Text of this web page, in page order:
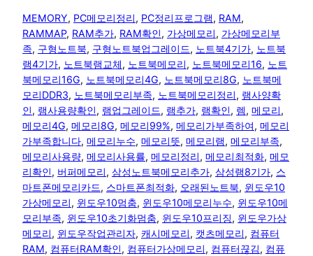
MEMORY, PC메모리정리, PC정리프로그램, RAM
RAMMAP, RAM추가, RAM확인, 가상메모리, 가상메모리부
족, 구형노트북, 구형노트북업그레이드, 노트북4기가, 노트북
램4기가, 노트북램교체, 노트북메모리, 노트북메모리16, 노트
북메모리16G, 노트북메모리4G, 노트북메모리8G, 노트북메
모리DDR3, 노트북메모리부족, 노트북메모리정리, 램사양확
인, 램사용량확인, 램업그레이드, 램추가, 램확인, 렘, 메모리
메모리4G, 메모리8G, 메모리99%, 메모리가부족하여, 메모리
가부족합니다, 메모리누수, 메모리뜻, 메모리램, 메모리부족
메모리사용량, 메모리사용률, 메모리정리, 메모리최적화, 메모
리확인, 버퍼메모리, 삼성노트북메모리추가, 삼성램8기가, 스
마트폰메모리카드, 스마트폰최적화, 오래된노트북, 윈도우10
가상메모리, 윈도우10멈춤, 윈도우10메모리누수, 윈도우10메
모리부족, 윈도우10초기화멈춤, 윈도우10프리징, 윈도우가상
메모리, 윈도우작업관리자, 캐시메모리, 캣츠메모리, 컴퓨터
RAM, 컴퓨터RAM확인, 컴퓨터가상메모리, 컴퓨터끊김, 컴퓨